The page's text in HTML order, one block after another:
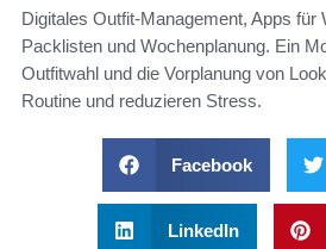
Digitales Outfit‑Management, Apps für
Packlisten und Wochenplanung. Ein
Outfitwahl und die Vorplanung von
Routine und reduzieren Stress.
Facebook
LinkedIn